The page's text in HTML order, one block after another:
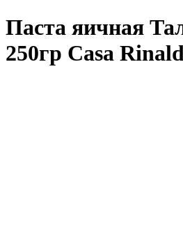
Паста яичная
250гр Casa